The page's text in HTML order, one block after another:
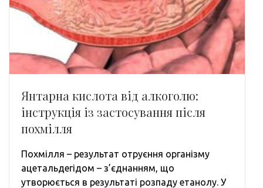
Янтарна кислота від алкоголю:
інструкція із застосування після
похмілля
Похмілля – результат отруєння організму
ацетальдегідом – з’єднанням, що
утворюється в результаті розпаду етанолу. У